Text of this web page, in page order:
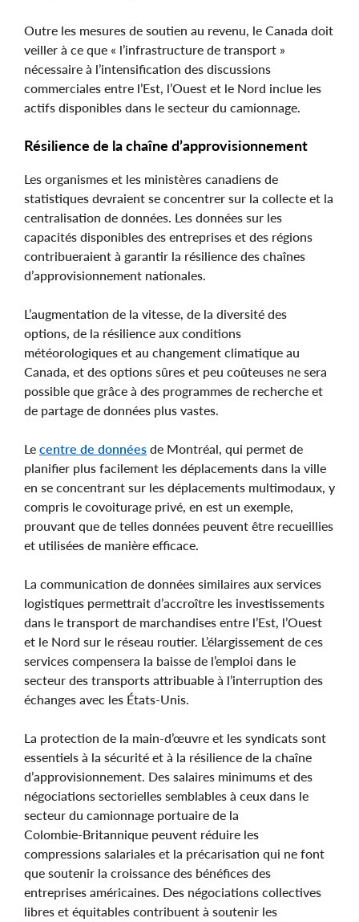
Outre les mesures de soutien au revenu, le Canada doit
veiller à ce que « l’infrastructure de transport »
nécessaire à l’intensification des discussions
commerciales entre l’Est, l’Ouest et le Nord inclue les
actifs disponibles dans le secteur du camionnage.
Résilience de la chaîne d’approvisionnement
Les organismes et les ministères canadiens de
statistiques devraient se concentrer sur la collecte et la
centralisation de données. Les données sur les
capacités disponibles des entreprises et des régions
contribueraient à garantir la résilience des chaînes
d’approvisionnement nationales.
L’augmentation de la vitesse, de la diversité des
options, de la résilience aux conditions
météorologiques et au changement climatique au
Canada, et des options sûres et peu coûteuses ne sera
possible que grâce à des programmes de recherche et
de partage de données plus vastes.
Le centre de données de Montréal, qui permet de
planifier plus facilement les déplacements dans la ville
en se concentrant sur les déplacements multimodaux, y
compris le covoiturage privé, en est un exemple,
prouvant que de telles données peuvent être recueillies
et utilisées de manière efficace.
La communication de données similaires aux services
logistiques permettrait d’accroître les investissements
dans le transport de marchandises entre l’Est, l’Ouest
et le Nord sur le réseau routier. L’élargissement de ces
services compensera la baisse de l’emploi dans le
secteur des transports attribuable à l’interruption des
échanges avec les États‑Unis.
La protection de la main-d’œuvre et les syndicats sont
essentiels à la sécurité et à la résilience de la chaîne
d’approvisionnement. Des salaires minimums et des
négociations sectorielles semblables à ceux dans le
secteur du camionnage portuaire de la
Colombie‑Britannique peuvent réduire les
compressions salariales et la précarisation qui ne font
que soutenir la croissance des bénéfices des
entreprises américaines. Des négociations collectives
libres et équitables contribuent à soutenir les